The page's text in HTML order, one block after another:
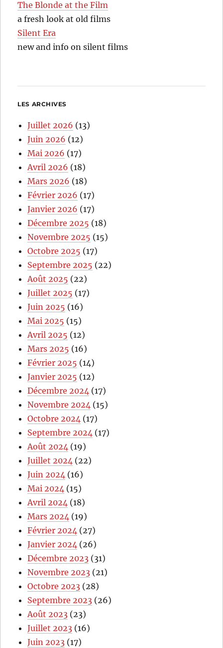
The Blonde at the Film
a fresh look at old films
Silent Era
new and info on silent films
LES ARCHIVES
Juillet 2026 (13)
Juin 2026 (12)
Mai 2026 (17)
Avril 2026 (18)
Mars 2026 (18)
Février 2026 (17)
Janvier 2026 (17)
Décembre 2025 (18)
Novembre 2025 (15)
Octobre 2025 (17)
Septembre 2025 (22)
Août 2025 (22)
Juillet 2025 (17)
Juin 2025 (16)
Mai 2025 (15)
Avril 2025 (12)
Mars 2025 (16)
Février 2025 (14)
Janvier 2025 (12)
Décembre 2024 (17)
Novembre 2024 (15)
Octobre 2024 (17)
Septembre 2024 (17)
Août 2024 (19)
Juillet 2024 (22)
Juin 2024 (16)
Mai 2024 (15)
Avril 2024 (18)
Mars 2024 (19)
Février 2024 (27)
Janvier 2024 (26)
Décembre 2023 (31)
Novembre 2023 (21)
Octobre 2023 (28)
Septembre 2023 (26)
Août 2023 (23)
Juillet 2023 (16)
Juin 2023 (17)